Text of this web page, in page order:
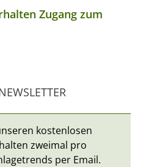
Zugang zum
kostenlosen
zweimal pro
per Email.